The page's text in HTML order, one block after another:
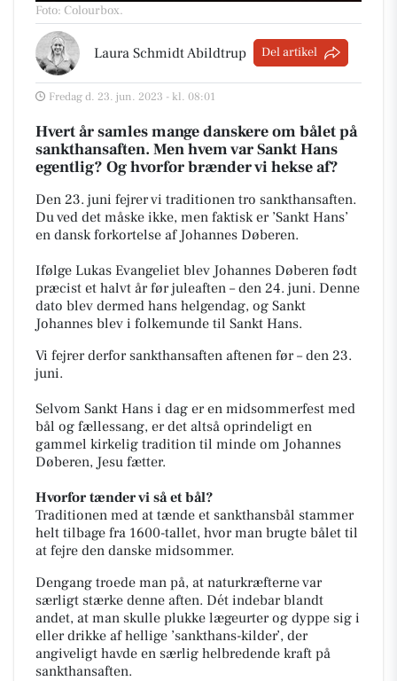
Foto: Colourbox.
Laura Schmidt Abildtrup Del artikel
Fredag d. 23. jun. 2023 - kl. 08:01
Hvert år samles mange danskere om bålet på
sankthansaften. Men hvem var Sankt Hans
egentlig? Og hvorfor brænder vi hekse af?
Den 23. juni fejrer vi traditionen tro sankthansaften.
Du ved det måske ikke, men faktisk er ’Sankt Hans’
en dansk forkortelse af Johannes Døberen.
Ifølge Lukas Evangeliet blev Johannes Døberen født
præcist et halvt år før juleaften – den 24. juni. Denne
dato blev dermed hans helgendag, og Sankt
Johannes blev i folkemunde til Sankt Hans.
Vi fejrer derfor sankthansaften aftenen før – den 23.
juni.
Selvom Sankt Hans i dag er en midsommerfest med
bål og fællessang, er det altså oprindeligt en
gammel kirkelig tradition til minde om Johannes
Døberen, Jesu fætter.
Hvorfor tænder vi så et bål?
Traditionen med at tænde et sankthansbål stammer
helt tilbage fra 1600-tallet, hvor man brugte bålet til
at fejre den danske midsommer.
Dengang troede man på, at naturkræfterne var
særligt stærke denne aften. Dét indebar blandt
andet, at man skulle plukke lægeurter og dyppe sig i
eller drikke af hellige ’sankthans-kilder’, der
angiveligt havde en særlig helbredende kraft på
sankthansaften.